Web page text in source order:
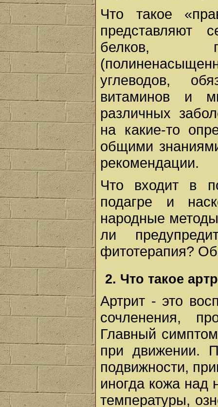
Что такое
представляют
белков,
углеводов,
витаминов и
различных
на какие-то
общими
рекомендации.
Что входит в
подагре и
народные
ли
фитотерапия?
2. Что такое
Артрит - это
сочленения,
Главный
при движении.
подвижности,
иногда кожа над
температуры,